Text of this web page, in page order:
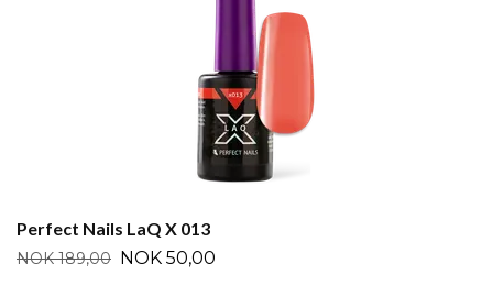
Perfect Nails LaQ X 013
NOK 189,00 NOK 50,00